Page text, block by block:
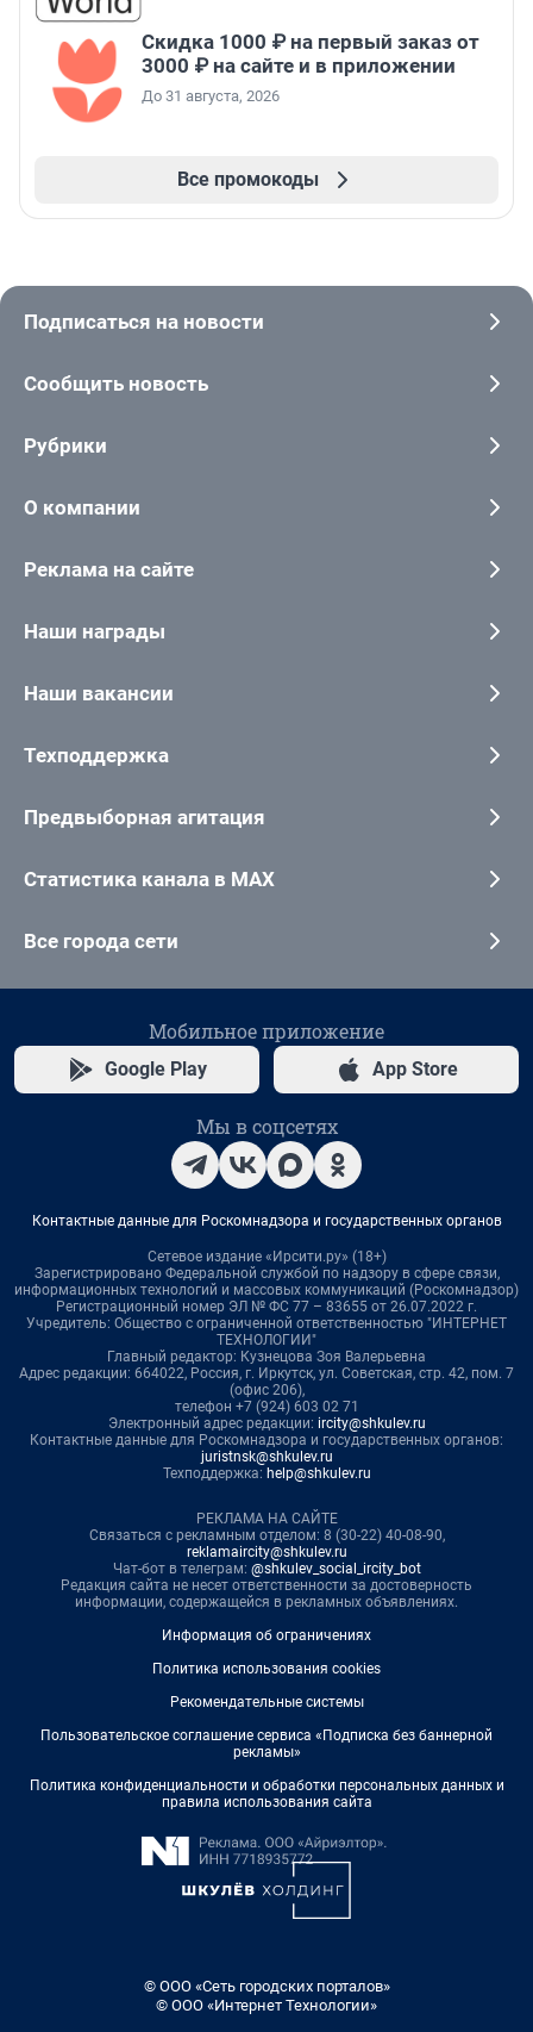
Скидка 1000 ₽ на первый заказ от
3000 ₽ на сайте и в приложении
До 31 августа, 2026
Все промокоды
Подписаться на новости
Сообщить новость
Рубрики
О компании
Реклама на сайте
Наши награды
Наши вакансии
Техподдержка
Предвыборная агитация
Статистика канала в MAX
Все города сети
Мобильное приложение
Google Play App Store
Мы в соцсетях
Контактные данные для Роскомнадзора и государственных органов
Сетевое издание «Ирсити.ру» (18+)
Зарегистрировано Федеральной службой по надзору в сфере связи,
информационных технологий и массовых коммуникаций (Роскомнадзор)
Регистрационный номер ЭЛ № ФС 77 – 83655 от 26.07.2022 г.
Учредитель: Общество с ограниченной ответственностью "ИНТЕРНЕТ
ТЕХНОЛОГИИ"
Главный редактор: Кузнецова Зоя Валерьевна
Адрес редакции: 664022, Россия, г. Иркутск, ул. Советская, стр. 42, пом. 7
(офис 206),
телефон +7 (924) 603 02 71
Электронный адрес редакции: ircity@shkulev.ru
Контактные данные для Роскомнадзора и государственных органов:
juristnsk@shkulev.ru
Техподдержка: help@shkulev.ru
РЕКЛАМА НА САЙТЕ
Связаться с рекламным отделом: 8 (30-22) 40-08-90,
reklamaircity@shkulev.ru
Чат-бот в телеграм: @shkulev_social_ircity_bot
Редакция сайта не несет ответственности за достоверность
информации, содержащейся в рекламных объявлениях.
Информация об ограничениях
Политика использования cookies
Рекомендательные системы
Пользовательское соглашение сервиса «Подписка без баннерной
рекламы»
Политика конфиденциальности и обработки персональных данных и
правила использования сайта
© ООО «Сеть городских порталов»
© ООО «Интернет Технологии»